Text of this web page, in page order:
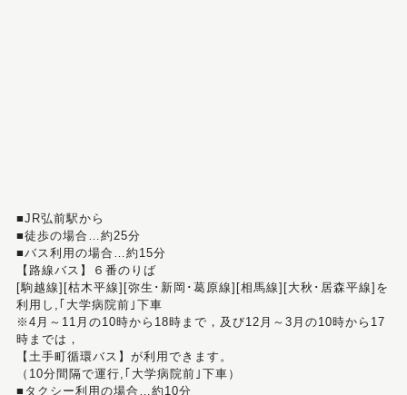
■JR弘前駅から
■徒歩の場合…約25分
■バス利用の場合…約15分
【路線バス】６番のりば
[駒越線][枯木平線][弥生･新岡･葛原線][相馬線][大秋･居森平線]を
利用し,｢大学病院前｣下車
※4月～11月の10時から18時まで，及び12月～3月の10時から17
時までは，
【土手町循環バス】が利用できます。
（10分間隔で運行,｢大学病院前｣下車）
■タクシー利用の場合…約10分